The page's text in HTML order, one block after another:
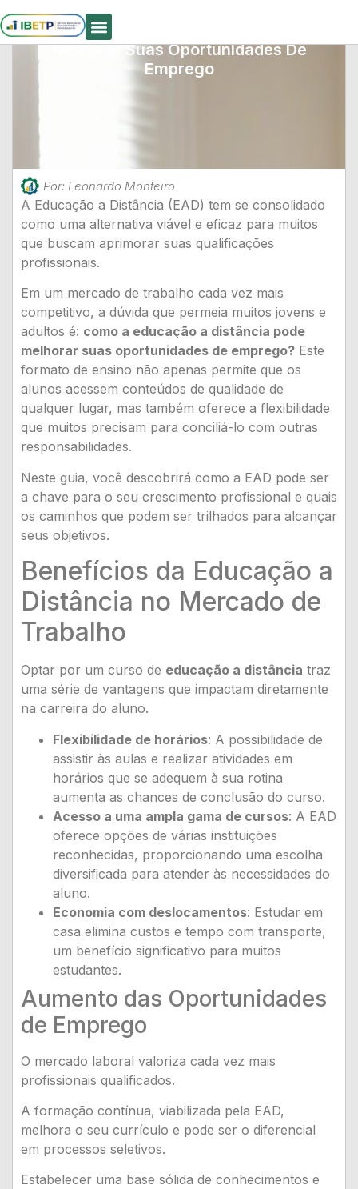
Como A Educação A Distância Pode
Melhorar Suas Oportunidades De
Emprego
Por: Leonardo Monteiro
A Educação a Distância (EAD) tem se consolidado
como uma alternativa viável e eficaz para muitos
que buscam aprimorar suas qualificações
profissionais.
Em um mercado de trabalho cada vez mais
competitivo, a dúvida que permeia muitos jovens e
adultos é: como a educação a distância pode
melhorar suas oportunidades de emprego? Este
formato de ensino não apenas permite que os
alunos acessem conteúdos de qualidade de
qualquer lugar, mas também oferece a flexibilidade
que muitos precisam para conciliá-lo com outras
responsabilidades.
Neste guia, você descobrirá como a EAD pode ser
a chave para o seu crescimento profissional e quais
os caminhos que podem ser trilhados para alcançar
seus objetivos.
Benefícios da Educação a
Distância no Mercado de
Trabalho
Optar por um curso de educação a distância traz
uma série de vantagens que impactam diretamente
na carreira do aluno.
Flexibilidade de horários: A possibilidade de
assistir às aulas e realizar atividades em
horários que se adequem à sua rotina
aumenta as chances de conclusão do curso.
Acesso a uma ampla gama de cursos: A EAD
oferece opções de várias instituições
reconhecidas, proporcionando uma escolha
diversificada para atender às necessidades do
aluno.
Economia com deslocamentos: Estudar em
casa elimina custos e tempo com transporte,
um benefício significativo para muitos
estudantes.
Aumento das Oportunidades
de Emprego
O mercado laboral valoriza cada vez mais
profissionais qualificados.
A formação contínua, viabilizada pela EAD,
melhora o seu currículo e pode ser o diferencial
em processos seletivos.
Estabelecer uma base sólida de conhecimentos e